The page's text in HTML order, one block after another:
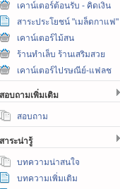
เคาน์เตอร์ต้อนรับ - คิดเงิน
สาระประโยชน์ "เมล็ดกาแฟ"
เคาน์เตอร์ไม้สน
ร้านทำเล็บ ร้านเสริมสวย
เคาน์เตอร์ไปรษณีย์-แฟลช
สอบถามเพิ่มเติม
สอบถาม
สาระน่ารู้
บทความน่าสนใจ
บทความเพิ่มเติม